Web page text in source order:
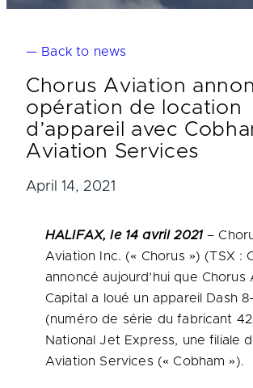
— Back to news
Chorus Aviation
opération de location
d’appareil avec
Aviation Services
April 14, 2021
HALIFAX, le 14 avril 2021 –
Aviation Inc. (« Chorus ») (TSX :
annoncé aujourd’hui que Chorus
Capital a loué un appareil Dash
(numéro de série du fabricant
National Jet Express, une filiale
Aviation Services (« Cobham »).